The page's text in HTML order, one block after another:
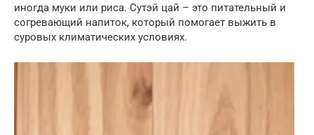
иногда муки или риса. Сутэй цай – это питательный и
согревающий напиток, который помогает выжить в
суровых климатических условиях.